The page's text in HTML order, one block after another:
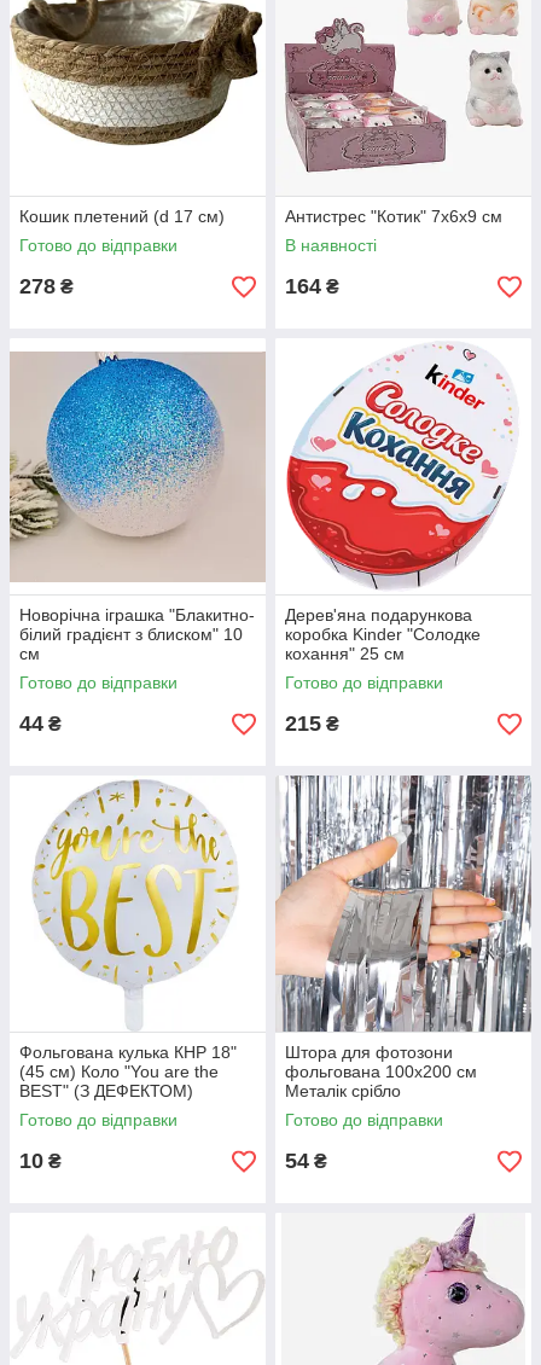
Кошик плетений (d 17 см)
Готово до відправки
278 ₴
Антистрес "Котик" 7х6х9 см
В наявності
164 ₴
Новорічна іграшка "Блакитно-
білий градієнт з блиском" 10
см
Готово до відправки
44 ₴
Дерев'яна подарункова
коробка Kinder "Солодке
кохання" 25 см
Готово до відправки
215 ₴
Фольгована кулька КНР 18"
(45 см) Коло "You are the
BEST" (З ДЕФЕКТОМ)
Готово до відправки
10 ₴
Штора для фотозони
фольгована 100х200 см
Металік срібло
Готово до відправки
54 ₴